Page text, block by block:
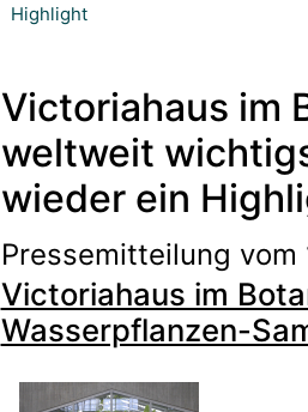
Highlight
Victoriahaus im
weltweit
wieder ein
Pressemitteilung vom
Victoriahaus im
Wasserpflanzen-